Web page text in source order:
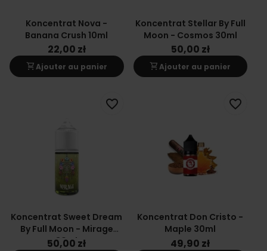
Koncentrat Nova -
Banana Crush 10ml
22,00 zł
shopping_cartAjouter au panier
Koncentrat Stellar By Full
Moon - Cosmos 30ml
50,00 zł
shopping_cartAjouter au panier
Koncentrat Sweet Dream
By Full Moon - Mirage
30ml
50,00 zł
favorite_border
Koncentrat Don Cristo -
Maple 30ml
49,90 zł
favorite_border